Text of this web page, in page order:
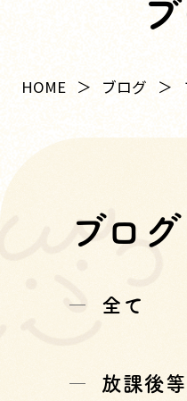
HOME ブログ
ブログ
全て
放課後